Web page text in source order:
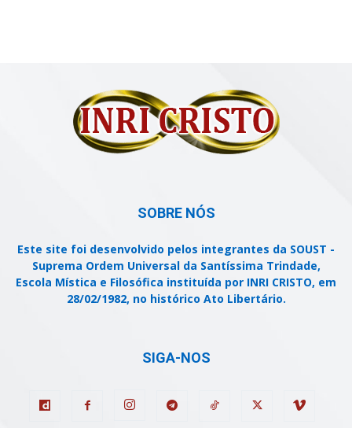
SOBRE NÓS
Este site foi desenvolvido pelos integrantes da SOUST -
Suprema Ordem Universal da Santíssima Trindade,
Escola Mística e Filosófica instituída por INRI CRISTO, em
28/02/1982, no histórico Ato Libertário.
SIGA-NOS